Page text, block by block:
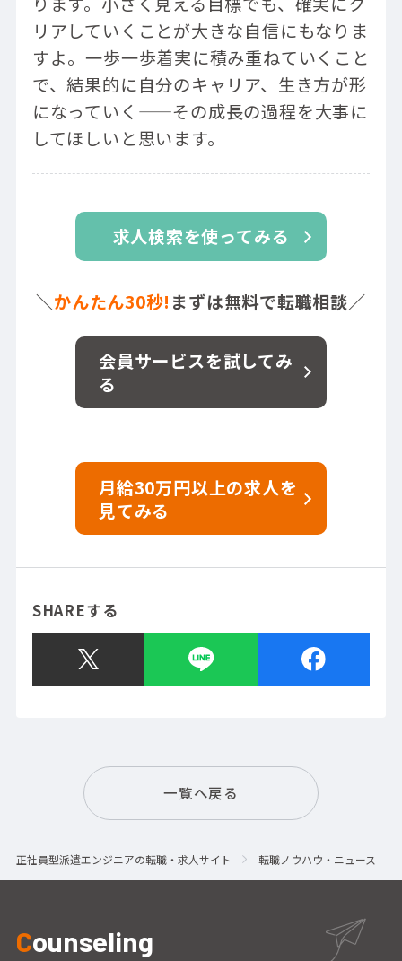
リアしていくことが大きな自信にもなりま
すよ。一歩一歩着実に積み重ねていくこと
で、結果的に自分のキャリア、生き方が形
になっていく——その成長の過程を大事に
してほしいと思います。
求人検索を使ってみる
＼かんたん30秒! まずは無料で転職相談／
会員サービスを試してみ
る
月給30万円以上の求人を
見てみる
SHAREする
一覧へ戻る
正社員型派遣エンジニアの転職・求人サイト 転職ノウハウ・ニュース
Counseling